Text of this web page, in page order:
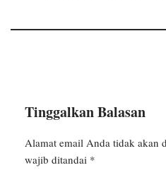
Tinggalkan Balasan
Alamat email Anda tidak akan
wajib ditandai *